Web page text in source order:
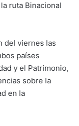
ruta Binacional
del viernes las
países
y el Patrimonio,
sobre la
en la